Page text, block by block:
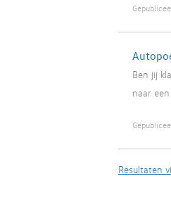
Ben jij
naar
Resultaten